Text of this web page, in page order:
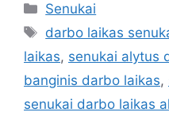
Senukai
darbo laikas
laikas, senukai alytus
banginis darbo laikas,
senukai darbo laikas